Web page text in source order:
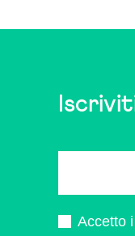
Accetto i